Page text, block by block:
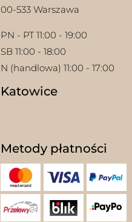
00-533 Warszawa
PN - PT 11:00 - 19:00
SB 11:00 - 18:00
N (handlowa) 11:00 - 17:00
Katowice
Metody płatności